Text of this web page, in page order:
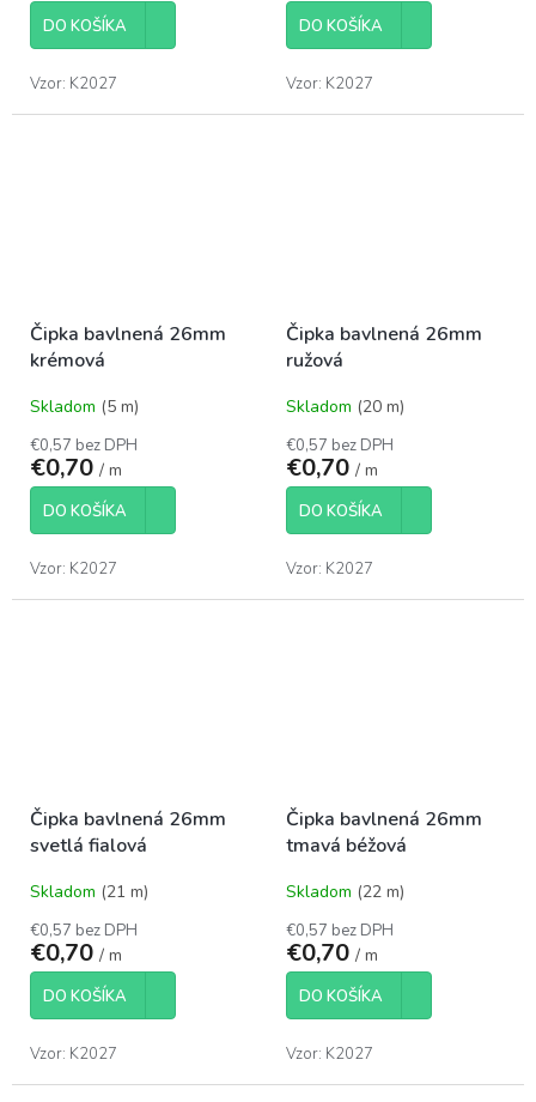
DO KOŠÍKA
Vzor: K2027
DO KOŠÍKA
Vzor: K2027
Čipka bavlnená 26mm
krémová
Skladom (5 m)
€0,57 bez DPH
€0,70 / m
DO KOŠÍKA
Vzor: K2027
Čipka bavlnená 26mm
ružová
Skladom (20 m)
€0,57 bez DPH
€0,70 / m
DO KOŠÍKA
Vzor: K2027
Čipka bavlnená 26mm
svetlá fialová
Skladom (21 m)
€0,57 bez DPH
€0,70 / m
DO KOŠÍKA
Vzor: K2027
Čipka bavlnená 26mm
tmavá béžová
Skladom (22 m)
€0,57 bez DPH
€0,70 / m
DO KOŠÍKA
Vzor: K2027